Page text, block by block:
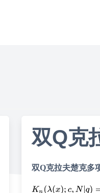
双Q克
双Q克拉夫楚克多